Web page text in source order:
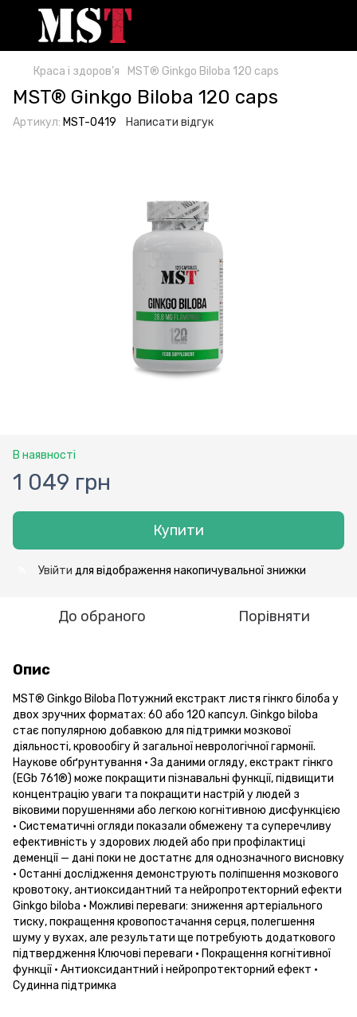
Краса і здоров’я MST® Ginkgo Biloba 120 caps
MST® Ginkgo Biloba 120 caps
Артикул: MST-0419 Написати відгук
В наявності
1 049 грн
Купити
Увійти для відображення накопичувальної знижки
До обраного Порівняти
Опис
MST® Ginkgo Biloba Потужний екстракт листя гінкго білоба у
двох зручних форматах: 60 або 120 капсул. Ginkgo biloba
стає популярною добавкою для підтримки мозкової
діяльності, кровообігу й загальної неврологічної гармонії.
Наукове обґрунтування • За даними огляду, екстракт гінкго
(EGb 761®) може покращити пізнавальні функції, підвищити
концентрацію уваги та покращити настрій у людей з
віковими порушеннями або легкою когнітивною дисфункцією
• Систематичні огляди показали обмежену та суперечливу
ефективність у здорових людей або при профілактиці
деменції — дані поки не достатнє для однозначного висновку
• Останні дослідження демонструють поліпшення мозкового
кровотоку, антиоксидантний та нейропротекторний ефекти
Ginkgo biloba • Можливі переваги: зниження артеріального
тиску, покращення кровопостачання серця, полегшення
шуму у вухах, але результати ще потребують додаткового
підтвердження Ключові переваги • Покращення когнітивної
функції • Антиоксидантний і нейропротекторний ефект •
Судинна підтримка